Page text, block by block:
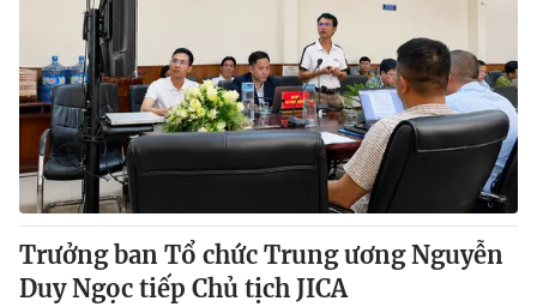
Thế giới
Tin tức
Thế giới đó đây
Câu chuyện quốc tế
Kinh tế
Tài chính
Thị trường
Góc doanh nghiệp
Dữ liệu và đời sống
Truyền hình
Phim VTV
Giải trí
Trưởng ban Tổ chức Trung ương Nguyễn
Duy Ngọc tiếp Chủ tịch JICA